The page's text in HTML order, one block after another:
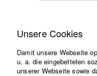
Unsere Cookies
Damit unsere Webseite
u. a. die eingebetteten
unserer Webseite sowie